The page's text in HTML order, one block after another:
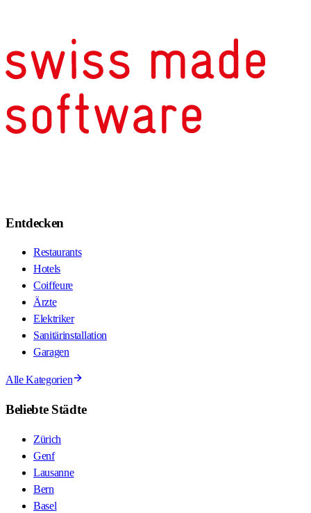
Entdecken
Restaurants
Hotels
Coiffeure
Ärzte
Elektriker
Sanitärinstallation
Garagen
Alle Kategorien
Beliebte Städte
Zürich
Genf
Lausanne
Bern
Basel